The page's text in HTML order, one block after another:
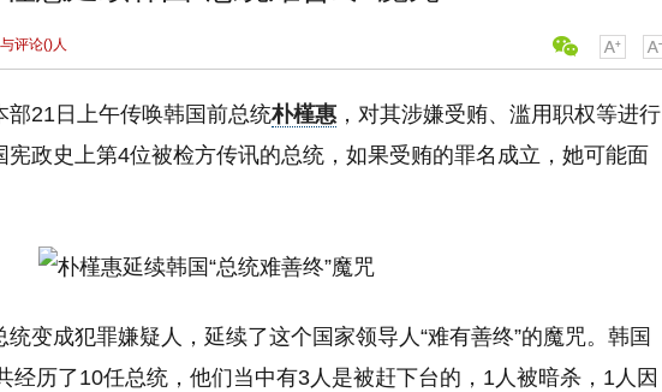
评论()人
部21日上午传唤韩国前总统朴槿惠 ，对其涉嫌受贿、滥用职权等进行
政史上第4位被检方传讯的总统，如果受贿的罪名成立，她可能面
变成犯罪嫌疑人，延续了这个国家领导人“难有善终”的魔咒。韩国
经历了10任总统，他们当中有3人是被赶下台的，1人被暗杀，1人因